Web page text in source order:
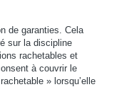
de garanties. Cela
sur la discipline
rachetables et
à couvrir le
» lorsqu’elle